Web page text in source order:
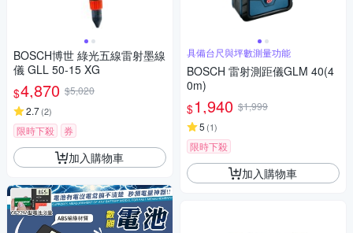
BOSCH博世 綠光五線雷射墨線
儀 GLL 50-15 XG
$4,870 $5,020
2.7(2)
限時下殺 券
加入購物車
具備台尺與坪數測量功能
BOSCH 雷射測距儀GLM 40(4
0m)
$1,940 $1,999
5 (1)
限時下殺
加入購物車